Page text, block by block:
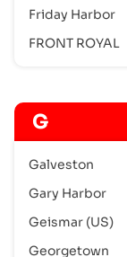
Everett
Địa chỉ :Everett
Mã bưu chính :
Friday Harbor
FRONT ROYAL
G
Galveston
Gary Harbor
Geismar (US)
Georgetown